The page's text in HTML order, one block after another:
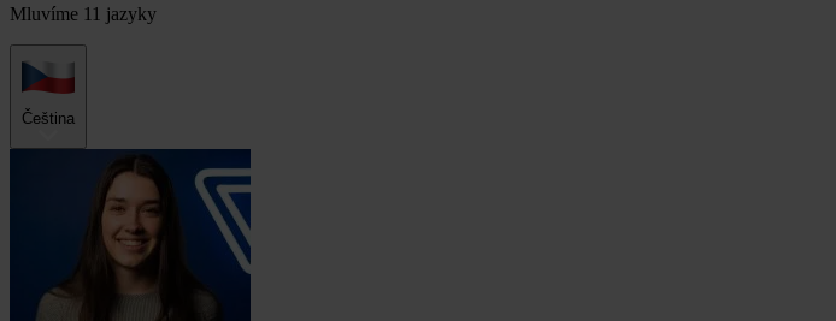
Mluvíme 11 jazyky
Čeština